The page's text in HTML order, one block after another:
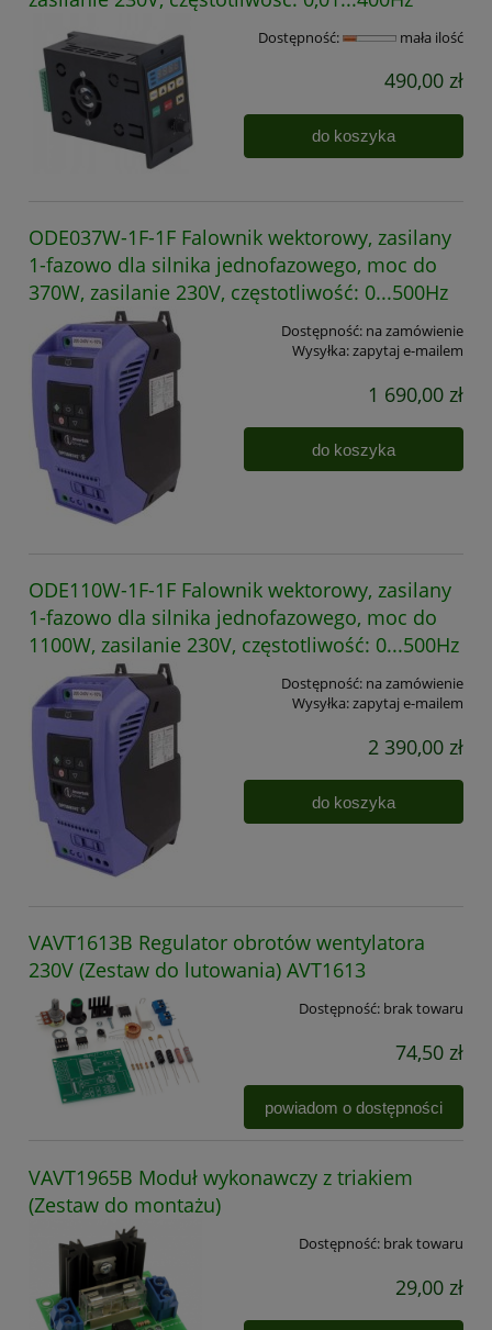
Dostępność: mała ilość
490,00 zł
do koszyka
ODE037W-1F-1F Falownik wektorowy, zasilany
1-fazowo dla silnika jednofazowego, moc do
370W, zasilanie 230V, częstotliwość: 0...500Hz
Dostępność: na zamówienie
Wysyłka:zapytaj e-mailem
1 690,00 zł
do koszyka
ODE110W-1F-1F Falownik wektorowy, zasilany
1-fazowo dla silnika jednofazowego, moc do
1100W, zasilanie 230V, częstotliwość: 0...500Hz
Dostępność: na zamówienie
Wysyłka:zapytaj e-mailem
2 390,00 zł
do koszyka
VAVT1613B Regulator obrotów wentylatora
230V (Zestaw do lutowania) AVT1613
Dostępność: brak towaru
74,50 zł
powiadom o dostępności
VAVT1965B Moduł wykonawczy z triakiem
(Zestaw do montażu)
Dostępność: brak towaru
29,00 zł